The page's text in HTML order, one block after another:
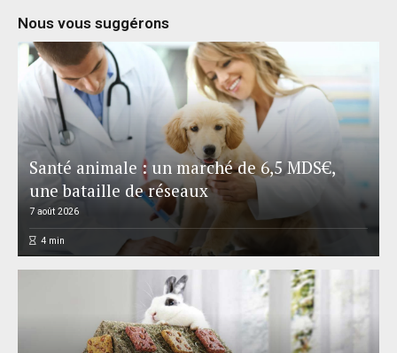
Nous vous suggérons
Santé animale : un marché de 6,5 MDS€,
une bataille de réseaux
7 août 2026
4min